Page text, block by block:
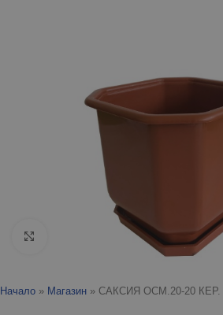
Начало » Магазин » САКСИЯ ОСМ.20-20 КЕР.